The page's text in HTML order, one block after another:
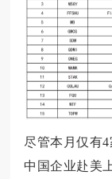
尽管本月仅有
中国企业赴美